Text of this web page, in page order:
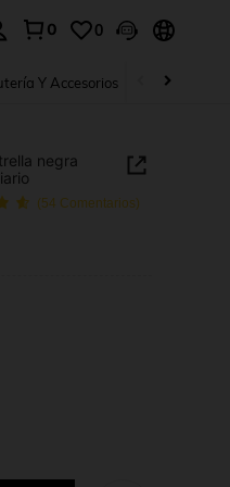
0 0
Y Accesorios Zapatos
negra
(54 Comentarios)